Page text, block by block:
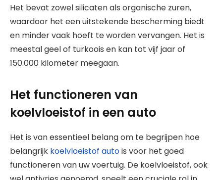
Het bevat zowel silicaten als organische zuren,
waardoor het een uitstekende bescherming biedt
en minder vaak hoeft te worden vervangen. Het is
meestal geel of turkoois en kan tot vijf jaar of
150.000 kilometer meegaan.
Het functioneren van
koelvloeistof in een auto
Het is van essentieel belang om te begrijpen hoe
belangrijk koelvloeistof autois voor het goed
functioneren van uw voertuig. De koelvloeistof, ook